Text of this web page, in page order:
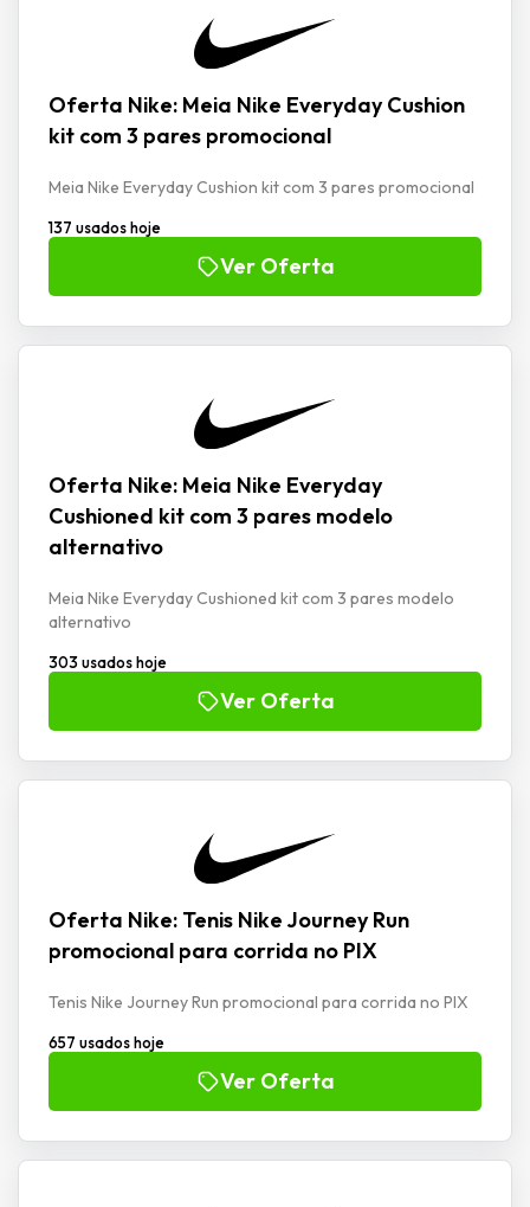
Oferta Nike: Meia Nike Everyday Cushion
kit com 3 pares promocional
Meia Nike Everyday Cushion kit com 3 pares promocional
137 usados hoje
Ver Oferta
Oferta Nike: Meia Nike Everyday
Cushioned kit com 3 pares modelo
alternativo
Meia Nike Everyday Cushioned kit com 3 pares modelo
alternativo
303 usados hoje
Ver Oferta
Oferta Nike: Tenis Nike Journey Run
promocional para corrida no PIX
Tenis Nike Journey Run promocional para corrida no PIX
657 usados hoje
Ver Oferta